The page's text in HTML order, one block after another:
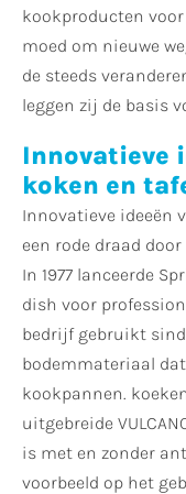
kookproducten
moed om nieuwe
de steeds
leggen zij de basis
Innovatieve
koken en
Innovatieve ideeën
een rode draad
In 1977 lanceerde
dish voor
bedrijf gebruikt
bodemmateriaal
kookpannen.
uitgebreide
is met en zonder
voorbeeld op het